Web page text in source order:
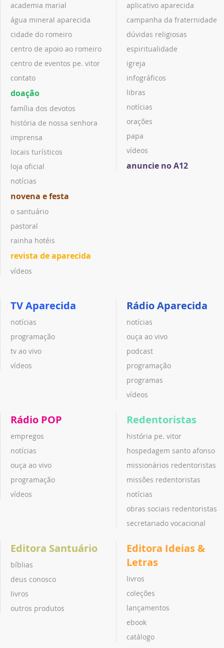
academia marial
água mineral aparecida
cidade do romeiro
centro de apoio ao romeiro
centro de eventos pe. vitor
contato
doação
família dos devotos
história de nossa senhora
imprensa
locais turísticos
loja oficial
notícias
novena e festa
o santuário
pastoral
rainha hotéis
revista de aparecida
vídeos
aplicativo aparecida
campanha da fraternidade
dúvidas religiosas
espiritualidade
igreja
infográficos
libras
notícias
orações
papa
vídeos
anuncie no A12
TV Aparecida
notícias
programação
tv ao vivo
vídeos
Rádio Aparecida
notícias
ouça ao vivo
podcast
programação
programas
vídeos
Rádio POP
empregos
notícias
ouça ao vivo
programação
vídeos
Redentoristas
história pe. vitor
hospedagem santo afonso
missionários redentoristas
missões redentoristas
notícias
obras sociais redentoristas
secretariado vocacional
Editora Santuário
bíblias
deus conosco
livros
outros produtos
Editora Ideias &
Letras
livros
coleções
lançamentos
ebook
catálogo